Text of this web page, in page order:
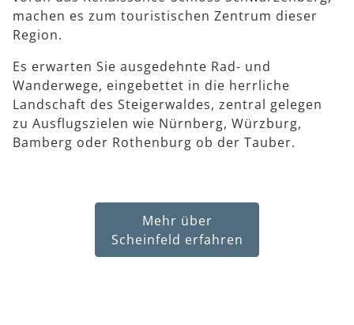
machen es zum touristischen Zentrum dieser
Region.
Es erwarten Sie ausgedehnte Rad- und
Wanderwege, eingebettet in die herrliche
Landschaft des Steigerwaldes, zentral gelegen
zu Ausflugszielen wie Nürnberg, Würzburg,
Bamberg oder Rothenburg ob der Tauber.
Mehr über
Scheinfeld erfahren